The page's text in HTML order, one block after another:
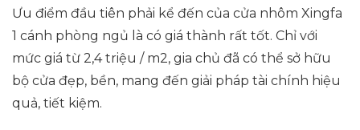
Ưu điểm đầu tiên phải kể đến của cửa nhôm Xingfa
1 cánh phòng ngủ là có giá thành rất tốt. Chỉ với
mức giá từ 2,4 triệu / m2, gia chủ đã có thể sở hữu
bộ cửa đẹp, bền, mang đến giải pháp tài chính hiệu
quả, tiết kiệm.